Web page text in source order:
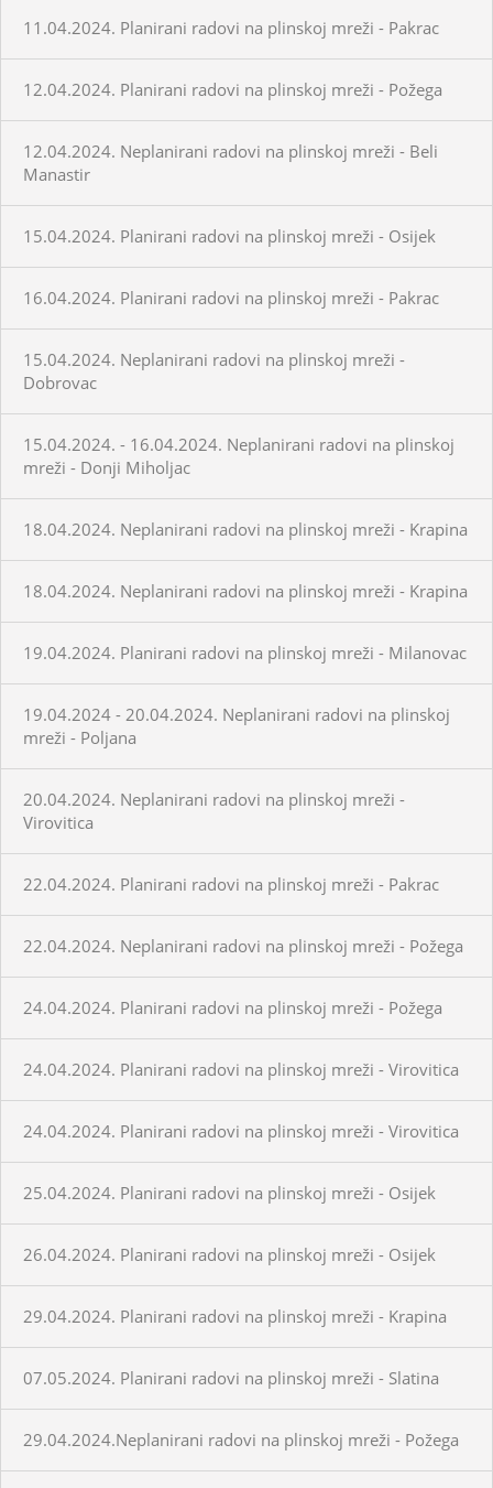
11.04.2024. Planirani radovi na plinskoj mreži - Pakrac
12.04.2024. Planirani radovi na plinskoj mreži - Požega
12.04.2024. Neplanirani radovi na plinskoj mreži - Beli
Manastir
15.04.2024. Planirani radovi na plinskoj mreži - Osijek
16.04.2024. Planirani radovi na plinskoj mreži - Pakrac
15.04.2024. Neplanirani radovi na plinskoj mreži -
Dobrovac
15.04.2024. - 16.04.2024. Neplanirani radovi na plinskoj
mreži - Donji Miholjac
18.04.2024. Neplanirani radovi na plinskoj mreži - Krapina
18.04.2024. Neplanirani radovi na plinskoj mreži - Krapina
19.04.2024. Planirani radovi na plinskoj mreži - Milanovac
19.04.2024 - 20.04.2024. Neplanirani radovi na plinskoj
mreži - Poljana
20.04.2024. Neplanirani radovi na plinskoj mreži -
Virovitica
22.04.2024. Planirani radovi na plinskoj mreži - Pakrac
22.04.2024. Neplanirani radovi na plinskoj mreži - Požega
24.04.2024. Planirani radovi na plinskoj mreži - Požega
24.04.2024. Planirani radovi na plinskoj mreži - Virovitica
24.04.2024. Planirani radovi na plinskoj mreži - Virovitica
25.04.2024. Planirani radovi na plinskoj mreži - Osijek
26.04.2024. Planirani radovi na plinskoj mreži - Osijek
29.04.2024. Planirani radovi na plinskoj mreži - Krapina
07.05.2024. Planirani radovi na plinskoj mreži - Slatina
29.04.2024.Neplanirani radovi na plinskoj mreži - Požega